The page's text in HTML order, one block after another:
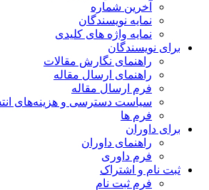
آخرین شماره
نمایه نویسندگان
نمایه واژه های کلیدی
برای نویسندگان
راهنمای نگارش مقالات
راهنمای ارسال مقاله
فرم ارسال مقاله
سیاست دسترسی و هزینه‌های
فرم ها
برای داوران
راهنمای داوران
فرم داوری
ثبت نام و اشتراک
فرم ثبت نام